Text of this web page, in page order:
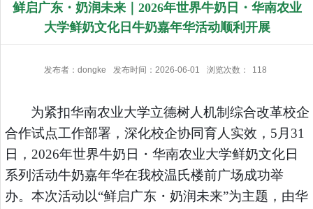
鲜启广东・奶润未来｜2026年世界牛奶日・华南农业
大学鲜奶文化日牛奶嘉年华活动顺利开展
发布者：dongke 发布时间：2026-06-01 浏览次数： 118
为紧扣华南农业大学立德树人机制综合改革校企
合作试点工作部署，深化校企协同育人实效， 5月31
日，2026年世界牛奶日・华南农业大学鲜奶文化日
系列活动牛奶嘉年华在我校温氏楼前广场成功举
办。本次活动以“鲜启广东・奶润未来”为主题，由华